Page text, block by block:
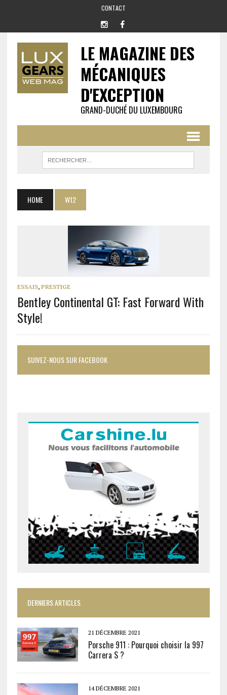
CONTACT
LE MAGAZINE DES
MÉCANIQUES
D'EXCEPTION
GRAND-DUCHÉ DU LUXEMBOURG
HOME W12
ESSAIS, PRESTIGE
Bentley Continental GT: Fast Forward With
Style!
SUIVEZ-NOUS SUR FACEBOOK
DERNIERS ARTICLES
21 DÉCEMBRE 2021
Porsche 911 : Pourquoi choisir la 997
Carrera S ?
14 DÉCEMBRE 2021